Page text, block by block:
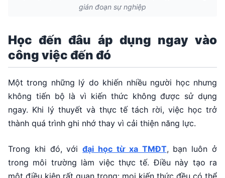
gián đoạn sự nghiệp
Học đến đâu áp dụng ngay vào
công việc đến đó
Một trong những lý do khiến nhiều người học nhưng
không tiến bộ là vì kiến thức không được sử dụng
ngay. Khi lý thuyết và thực tế tách rời, việc học trở
thành quá trình ghi nhớ thay vì cải thiện năng lực.
Trong khi đó, vớiđại học từ xa TMĐT, bạn luôn ở
trong môi trường làm việc thực tế. Điều này tạo ra
một điều kiện rất quan trọng: mọi kiến thức đều có thể